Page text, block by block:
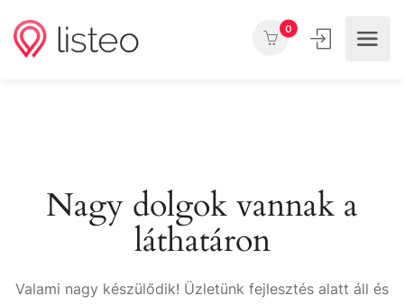
0
Nagy dolgok vannak a
láthatáron
Valami nagy készülődik! Üzletünk fejlesztés alatt áll és